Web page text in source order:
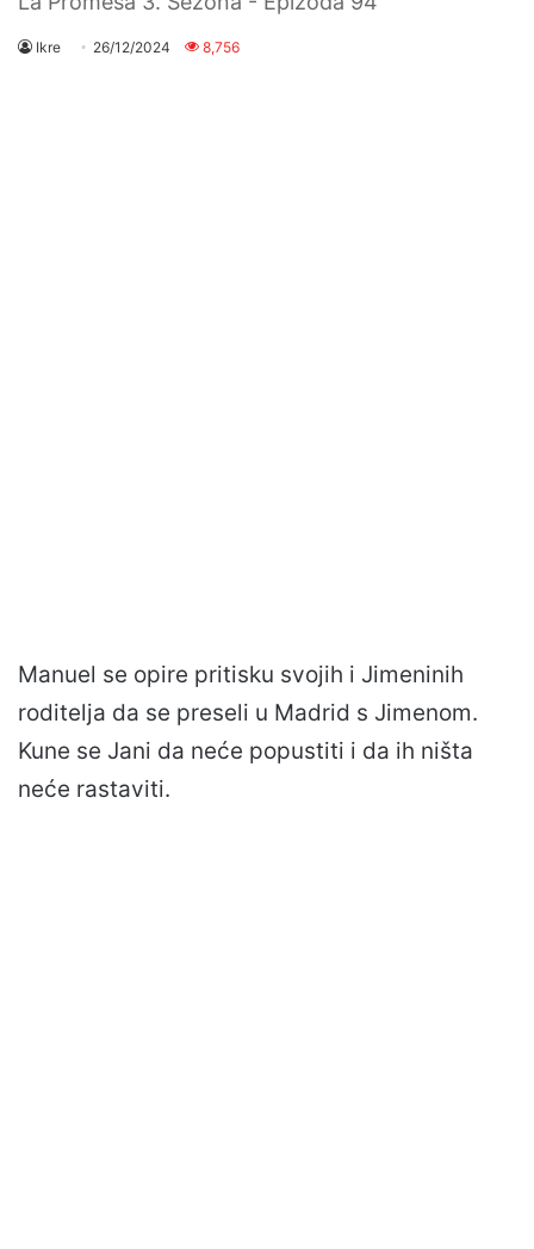
Ikre 26/12/2024 8,756
Manuel se opire pritisku svojih i Jimeninih
roditelja da se preseli u Madrid s Jimenom.
Kune se Jani da neće popustiti i da ih ništa
neće rastaviti.